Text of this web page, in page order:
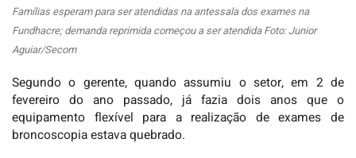
Famílias esperam para ser atendidas na antessala dos exames na
Fundhacre; demanda reprimida começou a ser atendida Foto: Junior
Aguiar/Secom
Segundo o gerente, quando assumiu o setor, em 2 de
fevereiro do ano passado, já fazia dois anos que o
equipamento flexível para a realização de exames de
broncoscopia estava quebrado.